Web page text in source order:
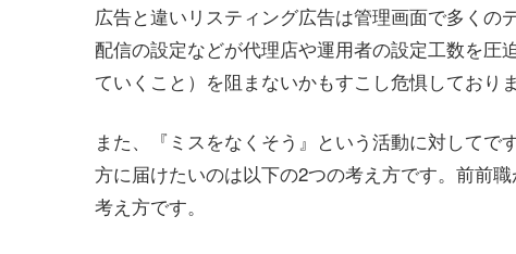
広告と違いリスティング広告は管理画面で多く
配信の設定などが代理店や運用者の設定工数を圧
ていくこと）を阻まないかもすこし危惧しておりま
また、『ミスをなくそう』という活動に対して
方に届けたいのは以下の2つの考え方です。前前
考え方です。